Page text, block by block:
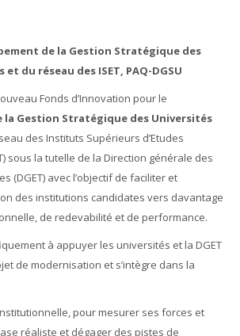
de la Gestion Stratégique des
du réseau des ISET, PAQ-DGSU
Fonds d’Innovation pour le
la Gestion Stratégique des Universités
des Instituts Supérieurs d’Etudes
sous la tutelle de la Direction générale des
(DGET) avec l’objectif de faciliter et
des institutions candidates vers davantage
de redevabilité et de performance.
à appuyer les universités et la DGET
de modernisation et s’intègre dans la
pour mesurer ses forces et
réaliste et dégager des pistes de